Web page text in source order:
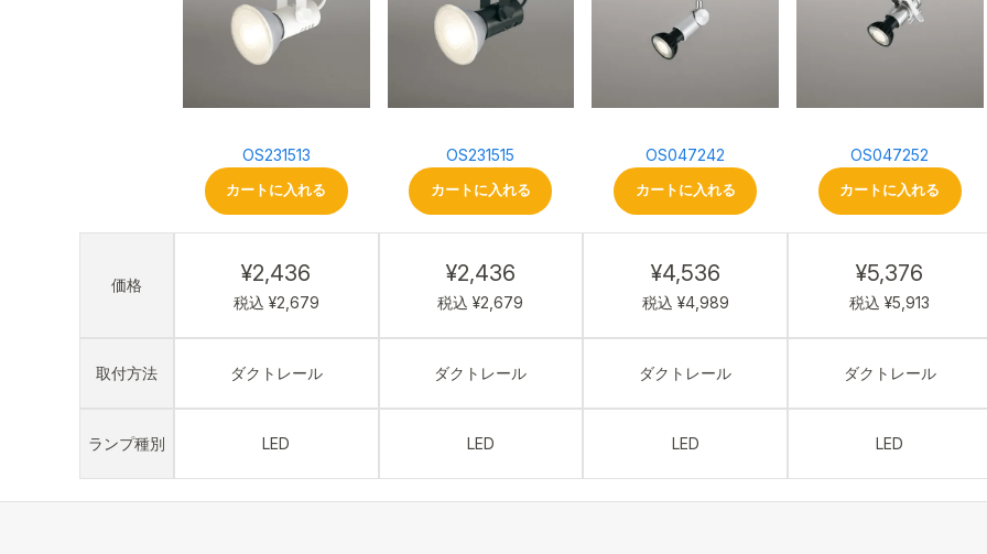
価格
取付方法
ランプ種別
OS231513
カートに入れる
¥2,436
税込 ¥2,679
ダクトレール
LED
OS231515
カートに入れる
¥2,436
税込 ¥2,679
ダクトレール
LED
OS047242
カートに入れる
¥4,536
税込 ¥4,989
ダクトレール
LED
OS047252
カートに入れる
¥5,376
税込 ¥5,913
ダクトレール
LED